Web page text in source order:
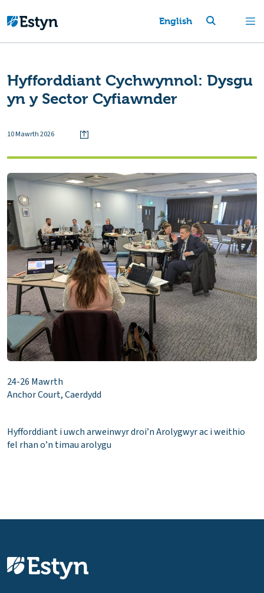
English
Hyfforddiant Cychwynnol: Dysgu
yn y Sector Cyfiawnder
10 Mawrth 2026
24-26 Mawrth
Anchor Court, Caerdydd
Hyfforddiant i uwch arweinwyr droi’n Arolygwyr ac i weithio
fel rhan o’n timau arolygu